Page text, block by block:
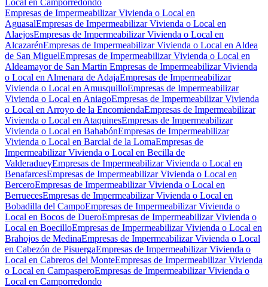
Empresas de Impermeabilizar Vivienda o Local en
AguasalEmpresas de Impermeabilizar Vivienda o Local en
AlaejosEmpresas de Impermeabilizar Vivienda o Local en
AlcazarénEmpresas de Impermeabilizar Vivienda o Local en Aldea
de San MiguelEmpresas de Impermeabilizar Vivienda o Local en
Aldeamayor de San Martin Empresas de Impermeabilizar Vivienda
o Local en Almenara de AdajaEmpresas de Impermeabilizar
Vivienda o Local en AmusquilloEmpresas de Impermeabilizar
Vivienda o Local en AniagoEmpresas de Impermeabilizar Vivienda
o Local en Arroyo de la EncomiendaEmpresas de Impermeabilizar
Vivienda o Local en AtaquinesEmpresas de Impermeabilizar
Vivienda o Local en BahabónEmpresas de Impermeabilizar
Vivienda o Local en Barcial de la LomaEmpresas de
Impermeabilizar Vivienda o Local en Becilla de
ValderadueyEmpresas de Impermeabilizar Vivienda o Local en
BenafarcesEmpresas de Impermeabilizar Vivienda o Local en
BerceroEmpresas de Impermeabilizar Vivienda o Local en
BerruecesEmpresas de Impermeabilizar Vivienda o Local en
Bobadilla del CampoEmpresas de Impermeabilizar Vivienda o
Local en Bocos de DueroEmpresas de Impermeabilizar Vivienda o
Local en BoecilloEmpresas de Impermeabilizar Vivienda o Local en
Brahojos de MedinaEmpresas de Impermeabilizar Vivienda o Local
en Cabezón de PisuergaEmpresas de Impermeabilizar Vivienda o
Local en Cabreros del MonteEmpresas de Impermeabilizar Vivienda
o Local en CampasperoEmpresas de Impermeabilizar Vivienda o
Local en Camporredondo